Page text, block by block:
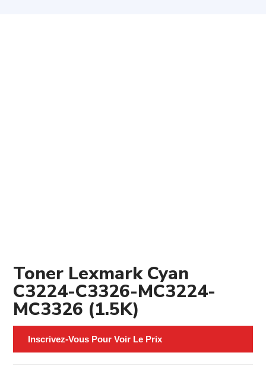
Toner Lexmark Cyan
C3224-C3326-MC3224-
MC3326 (1.5K)
Inscrivez-Vous Pour Voir Le Prix